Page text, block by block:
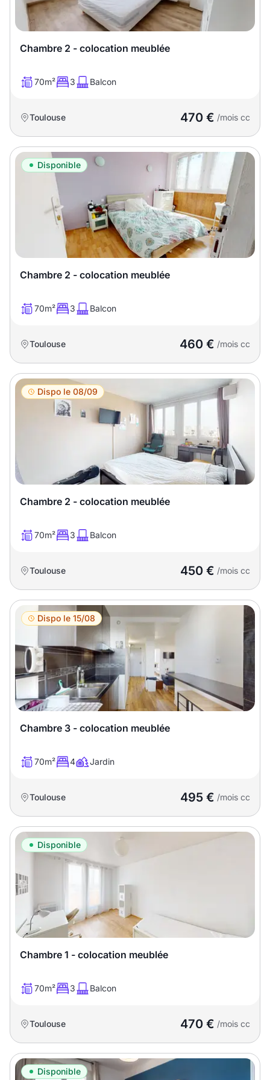
T16
Nombre de chambres
disponibles
chambres
disponibles
Espaces additionnels
Sélectionner...
Équipements des parties
Local à vélo
Disponible à partir du
promotions sur honoraires
Chambre 2 - colocation meublée
70m² 3 Balcon
Toulouse 470 € /mois cc
Disponible
Chambre 2 - colocation meublée
70m² 3 Balcon
Toulouse 460 € /mois cc
Dispo le 08/09
Chambre 2 - colocation meublée
70m² 3 Balcon
Toulouse 450 € /mois cc
Dispo le 15/08
Chambre 3 - colocation meublée
70m² 4 Jardin
Toulouse 495 € /mois cc
Disponible
Chambre 1 - colocation meublée
70m² 3 Balcon
Toulouse 470 € /mois cc
Disponible